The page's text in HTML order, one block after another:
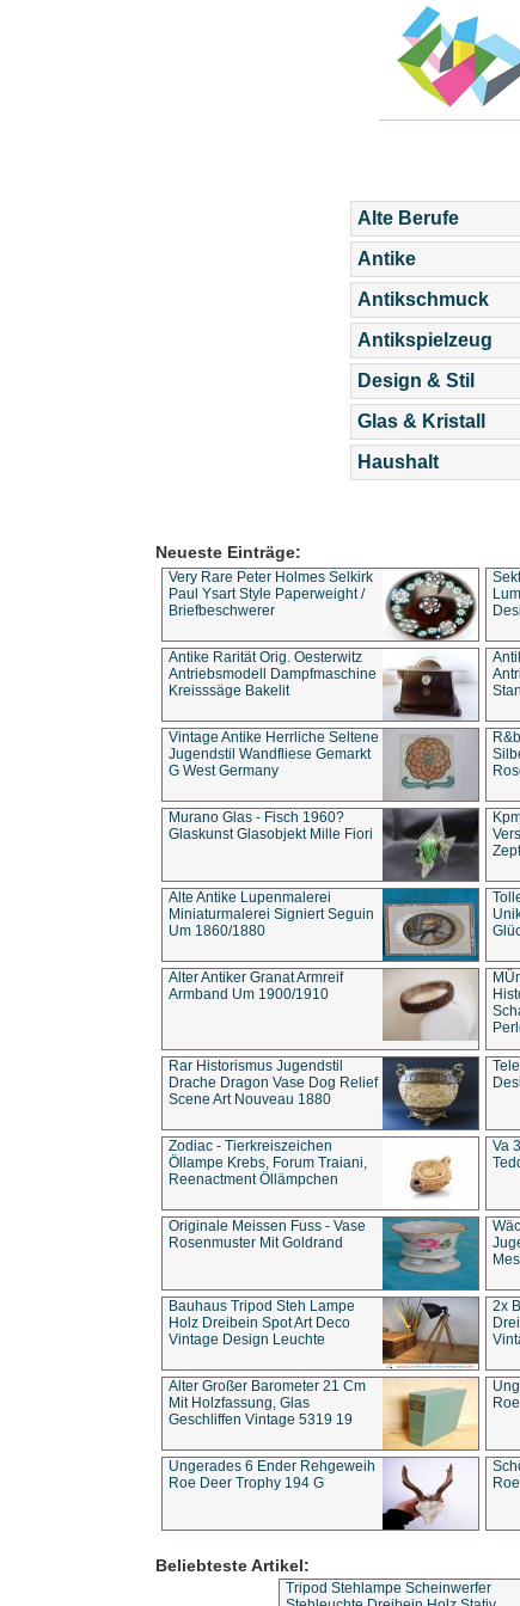
Alte Berufe
Antike
Antikschmuck
Antikspielzeug
Design & Stil
Glas & Kristall
Haushalt
Neueste Einträge:
Very Rare Peter Holmes Selkirk
Paul Ysart Style Paperweight /
Briefbeschwerer
Antike Rarität Orig. Oesterwitz
Antriebsmodell Dampfmaschine
Kreisssäge Bakelit
Vintage Antike Herrliche Seltene
Jugendstil Wandfliese Gemarkt
G West Germany
Murano Glas - Fisch 1960?
Glaskunst Glasobjekt Mille Fiori
Alte Antike Lupenmalerei
Miniaturmalerei Signiert Seguin
Um 1860/1880
Alter Antiker Granat Armreif
Armband Um 1900/1910
Rar Historismus Jugendstil
Drache Dragon Vase Dog Relief
Scene Art Nouveau 1880
Zodiac - Tierkreiszeichen
Öllampe Krebs, Forum Traiani,
Reenactment Öllämpchen
Va
Originale Meissen Fuss - Vase
Rosenmuster Mit Goldrand
Bauhaus Tripod Steh Lampe
Holz Dreibein Spot Art Deco
Vintage Design Leuchte
2x
Alter Großer Barometer 21 Cm
Mit Holzfassung, Glas
Geschliffen Vintage 5319 19
Ungerades 6 Ender Rehgeweih
Roe Deer Trophy 194 G
Beliebteste Artikel:
Tripod Stehlampe Scheinwerfer